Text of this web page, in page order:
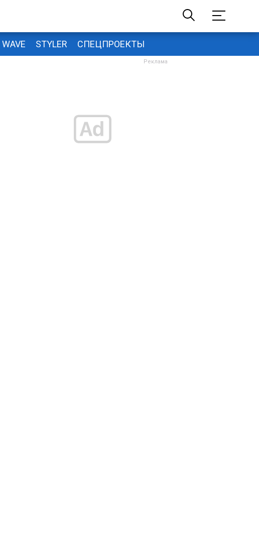
WAVE STYLER СПЕЦПРОЕКТЫ